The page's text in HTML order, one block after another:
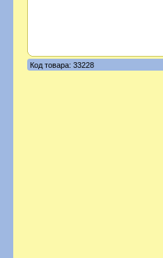
Код товара: 33228